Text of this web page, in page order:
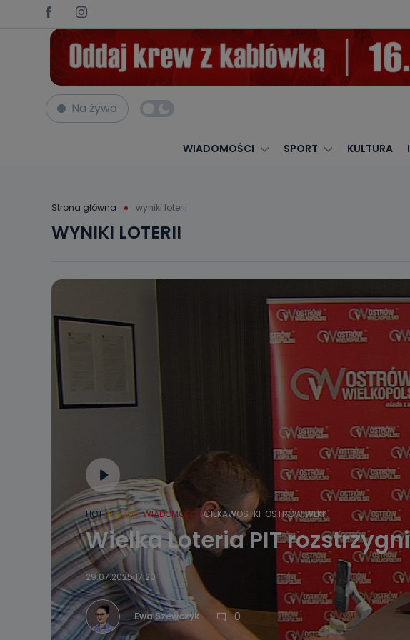
Na żywo
WIADOMOŚCI SPORT KULTURA
Strona główna wyniki loterii
WYNIKI LOTERII
HOT REGION WIADOMOŚCI CIEKAWOSTKI OSTRÓW WLKP.
Wielka Loteria PIT
29.07.2025 17:20
Ewa Szewczyk 0